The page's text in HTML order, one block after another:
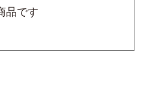
品です